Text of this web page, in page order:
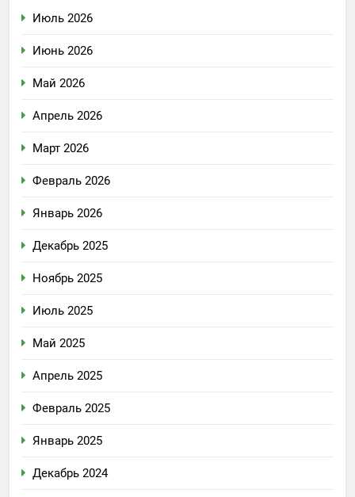
Июль 2026
Июнь 2026
Май 2026
Апрель 2026
Март 2026
Февраль 2026
Январь 2026
Декабрь 2025
Ноябрь 2025
Июль 2025
Май 2025
Апрель 2025
Февраль 2025
Январь 2025
Декабрь 2024